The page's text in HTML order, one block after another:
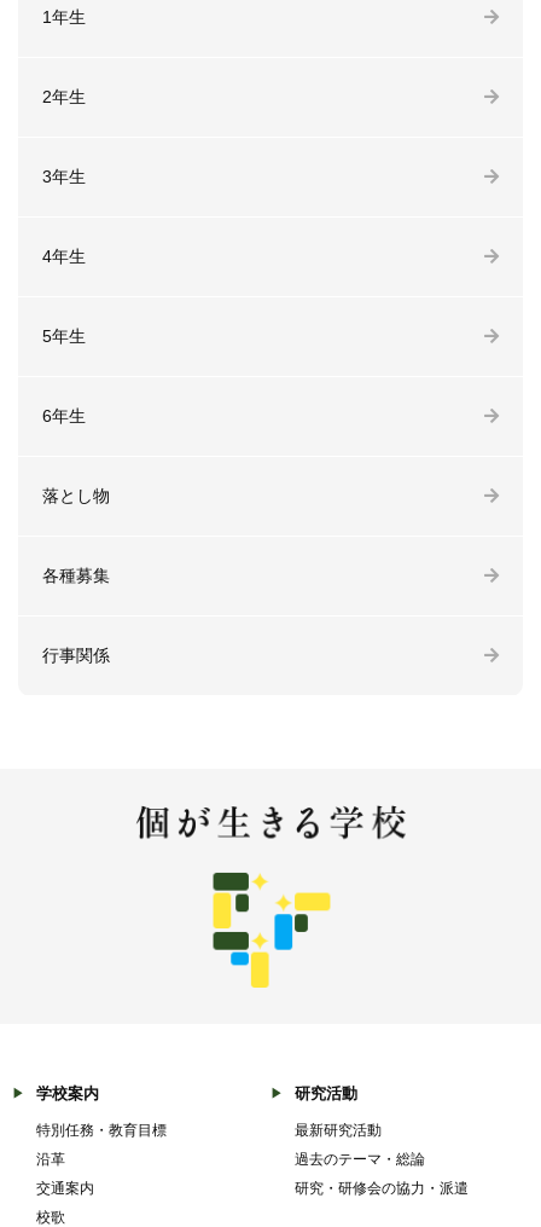
1年生
2年生
3年生
4年生
5年生
6年生
落とし物
各種募集
行事関係
学校案内
特別任務・教育目標
沿革
交通案内
校歌
研究活動
最新研究活動
過去のテーマ・総論
研究・研修会の協力・派遣